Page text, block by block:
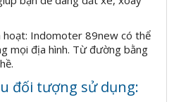
hoạt: Indomoter 89new có thể
mọi địa hình. Từ đường bằng
đối tượng sử dụng: